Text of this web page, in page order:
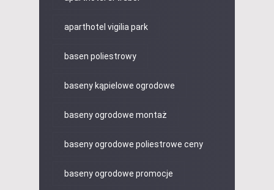
aparthotel vigilia park
basen poliestrowy
baseny kąpielowe ogrodowe
baseny ogrodowe montaż
baseny ogrodowe poliestrowe ceny
baseny ogrodowe promocje